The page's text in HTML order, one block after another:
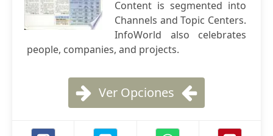
Content is segmented into
Channels and Topic Centers.
InfoWorld also celebrates
people, companies, and projects.
Ver Opciones